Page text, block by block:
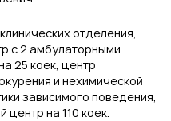
отделения,
с 2 амбулаторными
25 коек, центр
и нехимической
зависимого поведения,
на 110 коек.